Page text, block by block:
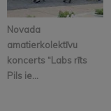
Novada
amatierkolektīvu
koncerts “Labs rīts
Pils ie...